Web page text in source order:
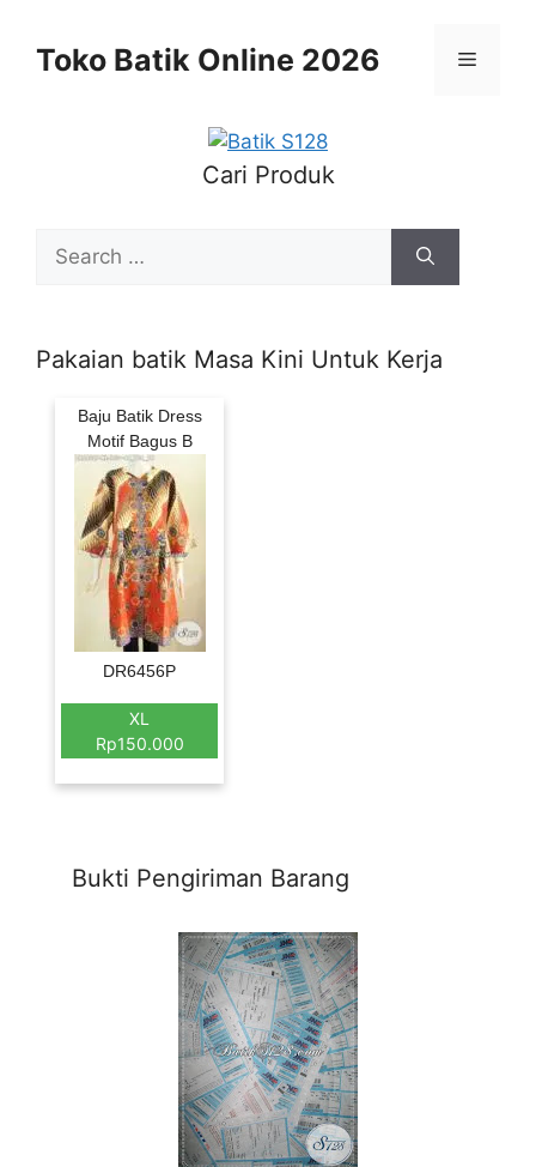
contentToko Batik Online 2026 Menu
Cari Produk
for:
Pakaian batik Masa Kini Untuk Kerja
Baju Batik Dress
Motif Bagus B
DR6456P
XL
Rp150.000
Bukti Pengiriman Barang